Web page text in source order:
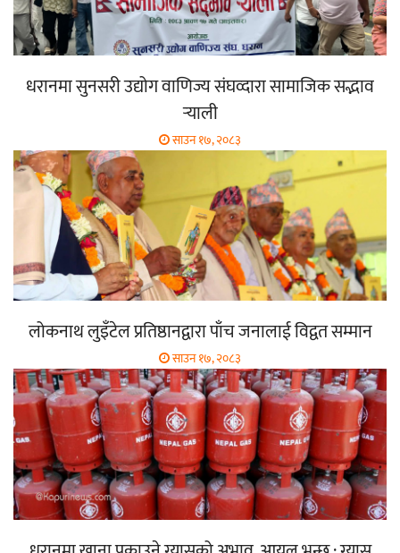
धरानमा सुनसरी उद्योग वाणिज्य संघव्दारा सामाजिक सद्भाव
र्‍याली
साउन १७, २०८३
लोकनाथ लुइँटेल प्रतिष्ठानद्वारा पाँच जनालाई विद्वत सम्मान
साउन १७, २०८३